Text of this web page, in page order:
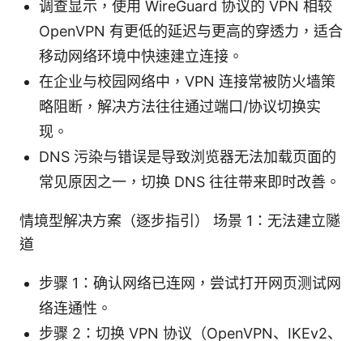
调查显示，使用 WireGuard 协议的 VPN 相较
OpenVPN 有更低的延迟与更高的穿透力，适合
移动网络环境中快速建立连接。
在企业与校园网络中，VPN 连接常被防火墙策
略阻断，解决方法往往通过端口/协议切换实
现。
DNS 污染与错误是导致浏览器无法加载页面的
常见原因之一，切换 DNS 往往带来即时改善。
情境型解决方案（逐步指引） 场景 1：无法建立隧
道
步骤 1：确认网络已连网，尝试打开网页测试网
络连通性。
步骤 2：切换 VPN 协议（OpenVPN、IKEv2、